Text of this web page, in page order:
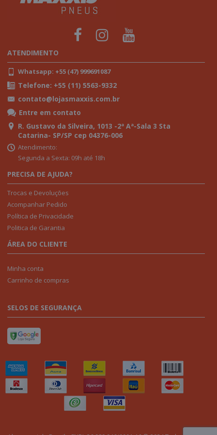
ATENDIMENTO
Whatsapp: +55 (47) 999691087
Telefone: +55 (11) 5563-9332
contato@lojasmaxxis.com.br
Entre em contato
R. Gustavo da Silveira, 1013 -2ª Aª-Sala 3 Sta
Catarina- SP/SP cep 04376-006
Atendimento:
Segunda a Sexta: 09h até 18h
PRECISA DE AJUDA?
Trocas e Devoluções
Acompanhar Pedido
Política de Privacidade
Politica de Garantia
ÁREA DO CLIENTE
Minha conta
Carrinho de compras
SELOS DE SEGURANÇA